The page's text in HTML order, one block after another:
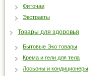
Фиточаи
Экстракты
Товары для здоровья
Бытовые Эко товары
Крема и гели для тела
Лосьоны и кондиционеры